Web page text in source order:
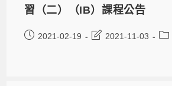
習（二）（IB）課程公告
2021-02-19 2021-11-03